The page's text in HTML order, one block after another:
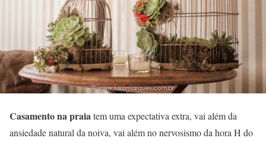
Casamento na praiatem uma expectativa extra, vai além da
ansiedade natural da noiva, vai além no nervosismo da hora H do